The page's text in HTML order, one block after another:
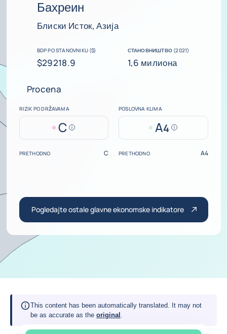
Бахреин
Блиски Исток, Азија
BDP PO STANOVNIKU ($)
$29218.9
СТАНОВНИШТВО (2021)
1,6 милиона
Procena
RIZIK PO DRŽAVAMA
C Help
POSLOVNA KLIMA
A4 Help
PRETHODNO C PRETHODNO A4
Pogledajte ostale glavne ekonomske indikatore
This content has been automatically translated. It may not
be as accurate as the original .